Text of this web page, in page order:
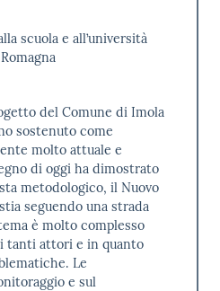
scuola e all’università
del Comune di Imola
sostenuto come
molto attuale e
di oggi ha dimostrato
metodologico, il Nuovo
seguendo una strada
è molto complesso
tanti attori e in quanto
Le
e sul